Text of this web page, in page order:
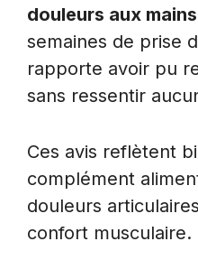
douleurs aux
semaines de prise
rapporte avoir pu
sans ressentir
Ces avis reflètent
complément
douleurs
confort musculaire.